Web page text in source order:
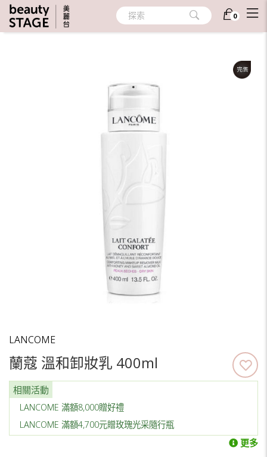
探索 0
首頁/ 護膚 卸妝乳/霜/膠/卸妝棉片/卸妝巾
LANCOME
蘭蔻 溫和卸妝乳 400ml
相關活動
LANCOME 滿額8,000贈好禮
LANCOME 滿額4,700元贈玫瑰光采隨行瓶
更多